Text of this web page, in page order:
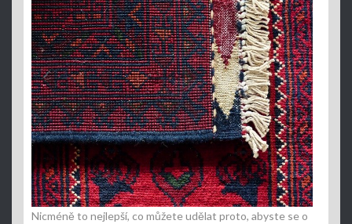
Nicméně to nejlepší, co můžete udělat proto, abyste se o